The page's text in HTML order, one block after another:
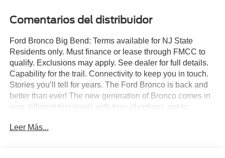
Comentarios del distribuidor
Ford Bronco Big Bend: Terms available for NJ State
Residents only. Must finance or lease through FMCC to
qualify. Exclusions may apply. See dealer for full details.
Capability for the trail. Connectivity to keep you in touch.
Stories you’ll tell for years. The Ford Bronco is back and
better than ever! The new generation of Bronco comes in
nine different trim levels with tons of options, not to
where we can customize your Bronco any way you like!
Leer Más...